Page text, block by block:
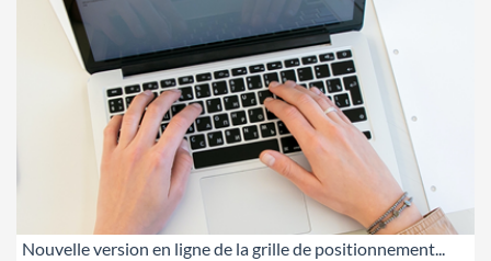
Nouvelle version en ligne de la grille de positionnement...